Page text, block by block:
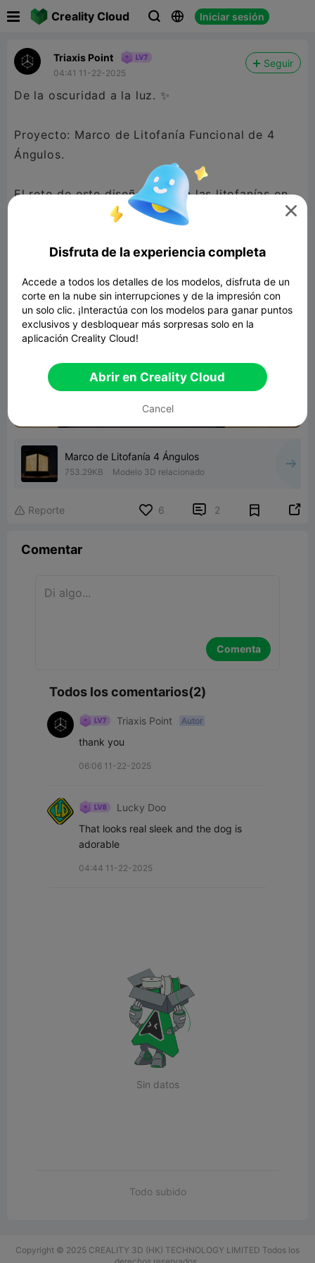
Creality Cloud   Iniciar sesión
Triaxis Point
04:41 11-22-2025
Seguir
De la oscuridad a la luz. ✨
Proyecto: Marco de Litofanía Funcional de 4
Ángulos.
El reto de este diseño no eran las litofanías en
sí, sino el soporte. Mi objetivo era crear un
de la luz para las 4 caras simultáneamente.
480P LD
Marco de Litofanía 4 Ángulos
753.29KB Modelo 3D relacionado
 Reporte 6  2 
Comentar
Comenta
Todos los comentarios(2)
Triaxis Point Autor
thank you
06:06 11-22-2025
Lucky Doo
That looks real sleek and the dog is
adorable
04:44 11-22-2025
Sin datos
Todo subido
Copyright © 2025 CREALITY 3D (HK) TECHNOLOGY LIMITED Todos los

Disfruta de la experiencia completa
Accede a todos los detalles de los modelos, disfruta de un
corte en la nube sin interrupciones y de la impresión con
un solo clic. ¡Interactúa con los modelos para ganar puntos
exclusivos y desbloquear más sorpresas solo en la
aplicación Creality Cloud!
Abrir en Creality Cloud
Cancel